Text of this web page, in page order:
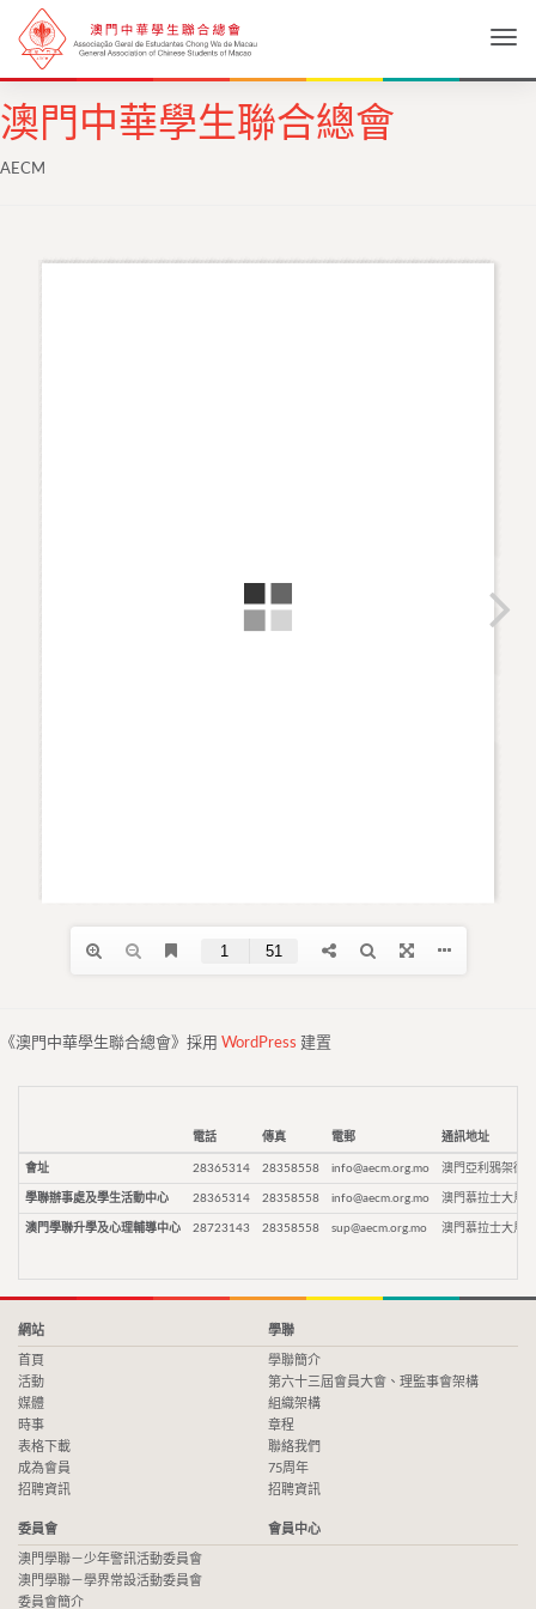
澳門中華學生聯合總會
AECM
《澳門中華學生聯合總會》採用 WordPress 建置
電話 傳真 電郵 通訊地址
會址 28365314 28358558 info@aecm.org.mo 澳門亞利鴉架街9
學聯辦事處及學生活動中心 28365314 28358558 info@aecm.org.mo 澳門慕拉士大馬
澳門學聯升學及心理輔導中心 28723143 28358558 sup@aecm.org.mo 澳門慕拉士大馬
網站
首頁
活動
媒體
時事
表格下載
成為會員
招聘資訊
學聯
學聯簡介
第六十三屆會員大會、理監事會架構
組織架構
章程
聯絡我們
75周年
招聘資訊
委員會
澳門學聯－少年警訊活動委員會
澳門學聯－學界常設活動委員會
委員會簡介
會員中心